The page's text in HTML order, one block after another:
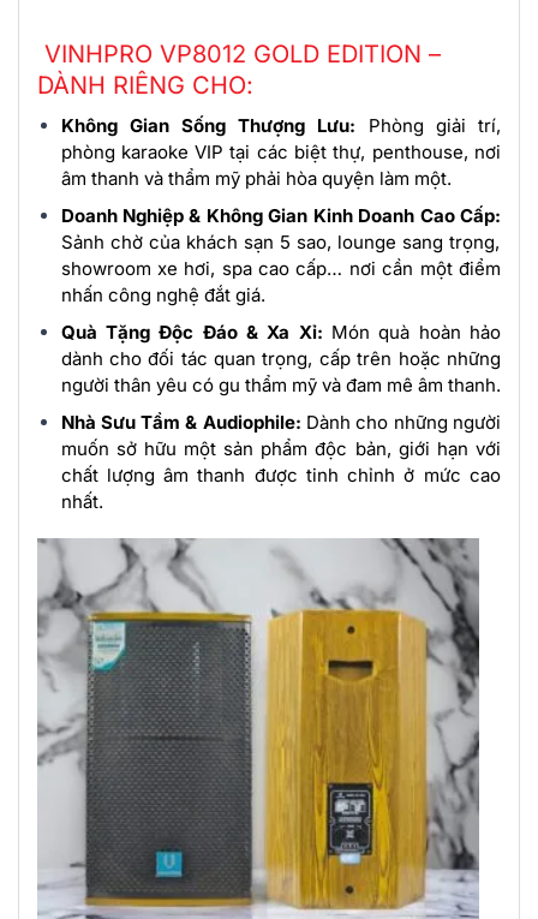
VINHPRO VP8012 GOLD EDITION –
DÀNH RIÊNG CHO:
Không Gian Sống Thượng Lưu: Phòng giải trí,
phòng karaoke VIP tại các biệt thự, penthouse, nơi
âm thanh và thẩm mỹ phải hòa quyện làm một.
Doanh Nghiệp & Không Gian Kinh Doanh Cao Cấp:
Sảnh chờ của khách sạn 5 sao, lounge sang trọng,
showroom xe hơi, spa cao cấp… nơi cần một điểm
nhấn công nghệ đắt giá.
Quà Tặng Độc Đáo & Xa Xỉ: Món quà hoàn hảo
dành cho đối tác quan trọng, cấp trên hoặc những
người thân yêu có gu thẩm mỹ và đam mê âm thanh.
Nhà Sưu Tầm & Audiophile: Dành cho những người
muốn sở hữu một sản phẩm độc bản, giới hạn với
chất lượng âm thanh được tinh chỉnh ở mức cao
nhất.